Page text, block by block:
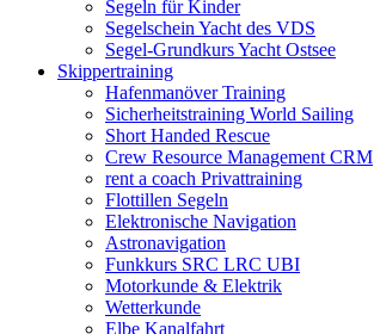
Segeln für Kinder
Segelschein Yacht des VDS
Segel-Grundkurs Yacht Ostsee
Skippertraining
Hafenmanöver Training
Sicherheitstraining World Sailing
Short Handed Rescue
Crew Resource Management CRM
rent a coach Privattraining
Flottillen Segeln
Elektronische Navigation
Astronavigation
Funkkurs SRC LRC UBI
Motorkunde & Elektrik
Wetterkunde
Elbe Kanalfahrt